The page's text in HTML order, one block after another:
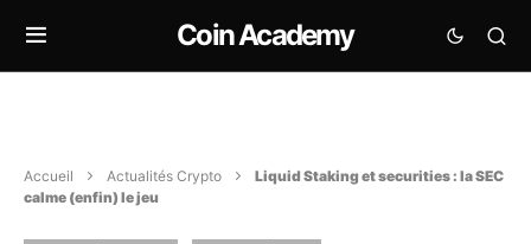
Coin Academy
Accueil Actualités Crypto
Liquid Staking et securities : la SEC
calme (enfin) le jeu